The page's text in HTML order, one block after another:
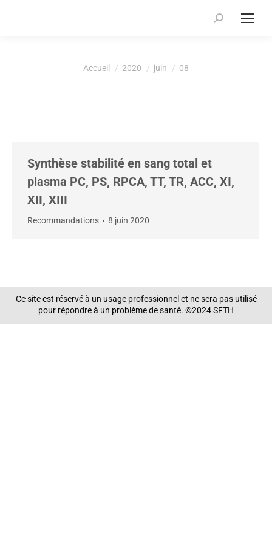
Recherche
Accueil 2020 juin 08
Synthèse stabilité en sang total et
plasma PC, PS, RPCA, TT, TR, ACC, XI,
XII, XIII
Recommandations 8 juin 2020
Ce site est réservé à un usage professionnel et ne sera pas utilisé
pour répondre à un problème de santé. ©2024 SFTH